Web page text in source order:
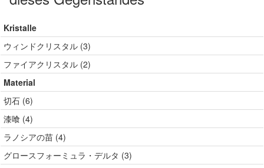
Kristalle
ウィンドクリスタル (3)
ファイアクリスタル (2)
Material
切石 (6)
漆喰 (4)
ラノシアの苗 (4)
グロースフォーミュラ・デルタ (3)